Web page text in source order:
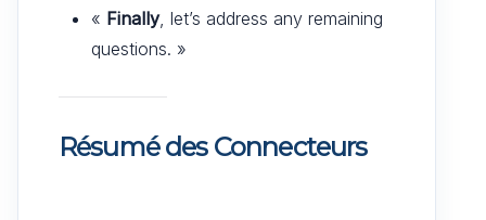
« Finally, let’s address any remaining
questions. »
Résumé des Connecteurs